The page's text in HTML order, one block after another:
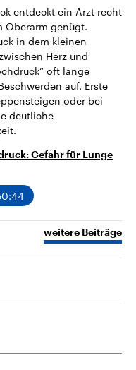
entdeckt ein Arzt recht
Oberarm genügt.
in dem kleinen
Herz und
oft lange
auf. Erste
oder bei
deutliche
Gefahr für Lunge
weitere Beiträge